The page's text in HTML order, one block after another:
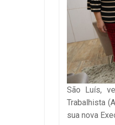
São Luís,
Trabalhista
sua nova